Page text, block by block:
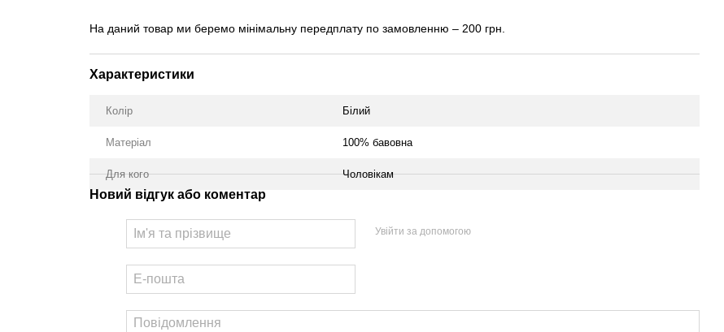
На даний товар ми беремо мінімальну передплату по замовленню – 200 грн.
Характеристики
Колір Білий
Матеріал 100% бавовна
Для кого Чоловікам
Новий відгук або коментар
Увійти за допомогою